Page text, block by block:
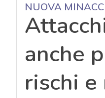
NUOVA
anche
rischi